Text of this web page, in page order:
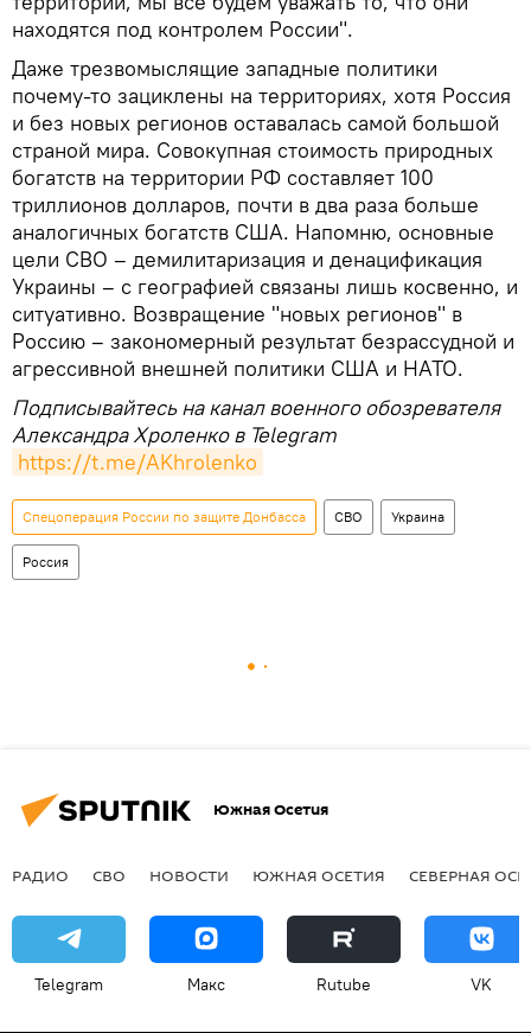
находятся под контролем России".
Даже трезвомыслящие западные политики
почему-то зациклены на территориях, хотя Россия
и без новых регионов оставалась самой большой
страной мира. Совокупная стоимость природных
богатств на территории РФ составляет 100
триллионов долларов, почти в два раза больше
аналогичных богатств США. Напомню, основные
цели СВО – демилитаризация и денацификация
Украины – с географией связаны лишь косвенно, и
ситуативно. Возвращение "новых регионов" в
Россию – закономерный результат безрассудной и
агрессивной внешней политики США и НАТО.
Подписывайтесь на канал военного обозревателя
Александра Хроленко в Telegram
https://t.me/AKhrolenko
Спецоперация России по защите Донбасса СВО Украина
Россия
Южная Осетия
РАДИО СВО НОВОСТИ ЮЖНАЯ ОСЕТИЯ СЕВЕРНАЯ
Telegram Макс Rutube VK